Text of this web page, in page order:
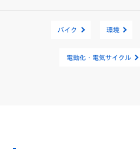
バイク 環境
電動化・電気サイクル